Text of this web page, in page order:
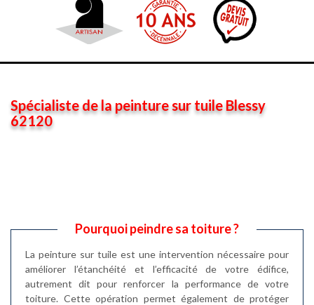
Spécialiste de la peinture sur tuile Blessy
62120
Pourquoi peindre sa toiture ?
La peinture sur tuile est une intervention nécessaire pour
améliorer l’étanchéité et l’efficacité de votre édifice,
autrement dit pour renforcer la performance de votre
toiture. Cette opération permet également de protéger